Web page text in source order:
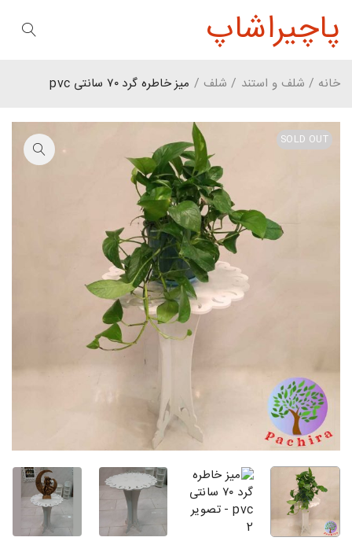
پاچیراشاپ
خانه / شلف و استند / شلف / میز خاطره گرد ۷۰ سانتی pvc
SOLD OUT